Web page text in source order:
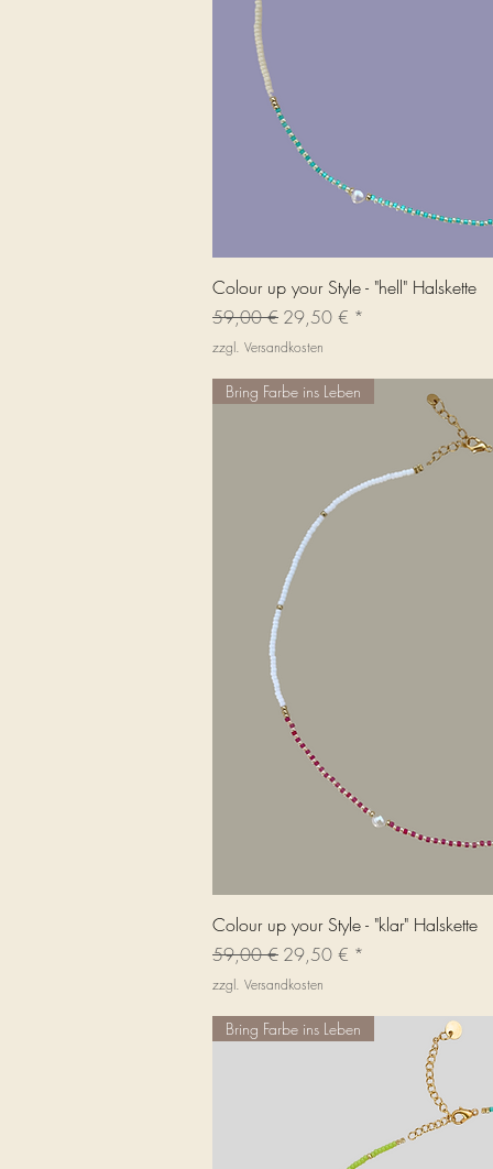
Colour up your Style - "hell" Halskette
Standardpreis
59,00 € Sale-Preis
29,50 €
zzgl. Versandkosten
Bring Farbe ins Leben
Colour up your Style - "klar" Halskette
Standardpreis
59,00 € Sale-Preis
29,50 €
zzgl. Versandkosten
Bring Farbe ins Leben